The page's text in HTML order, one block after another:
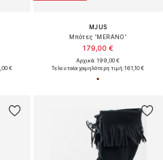
€
MJUS
Μπότες 'MERANO'
179,00 €
Αρχικά: 199,00 €
Τελευταία χαμηλότερη τιμή:161,10 €